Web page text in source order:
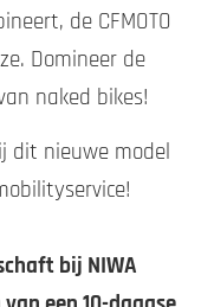
de CFMOTO
Domineer de
naked bikes!
dit nieuwe model
bij NIWA